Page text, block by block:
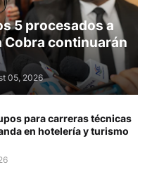
5 procesados a
Cobra continuarán
05, 2026
para carreras técnicas
en hotelería y turismo